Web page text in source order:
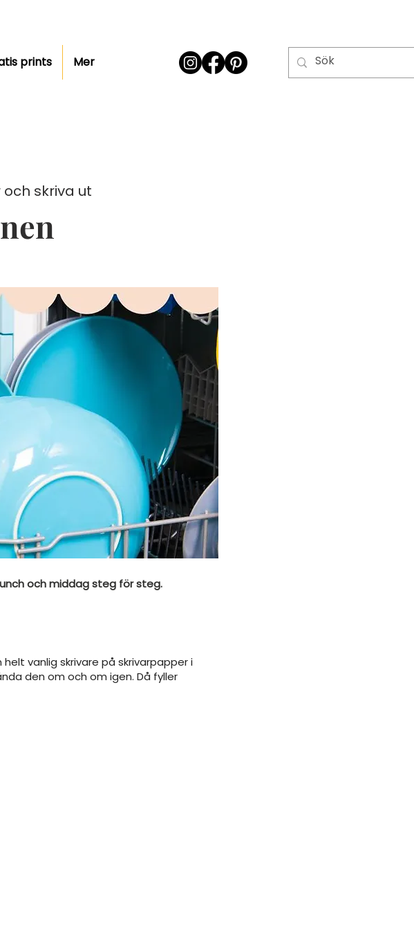
prints Mer
skriva ut
och middag steg för steg.
vanlig skrivare på skrivarpapper i
den om och om igen. Då fyller